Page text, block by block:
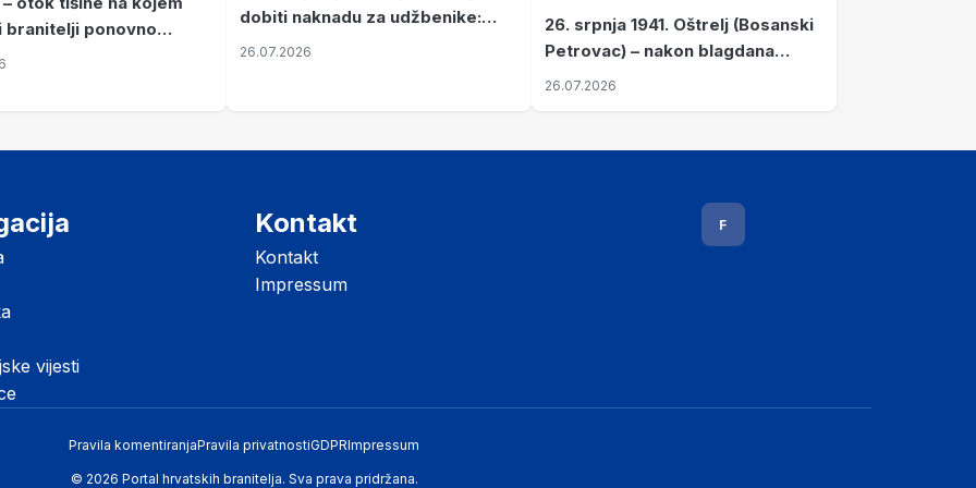
branitelji ponovno
mir
dobiti naknadu za udžbenike:
zahtjevi se podnose do 31.
26.07.2026
26. srpnja 1941. Oštrelj (Bosanski
Petrovac) – nakon blagdana
Svete Ane izvršen napad srpskih
26.07.2026
vijesti
Kontakt
Kontakt
Impressum
F
Pravila komentiranjaPravila privatnostiGDPRImpressum
© 2026 Portal hrvatskih branitelja. Sva prava pridržana.